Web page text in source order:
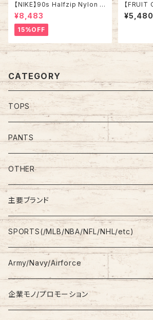
【NIKE】90s Halfzip Nylon J
acket L相当 USA規格 ナイキ
銀タグ 切替 ハーフジップ ナイ
ロンジャケット スナップボタン
切替 刺繍ロゴ 胸ロゴ ワンポイ
ントロゴ Swoosh アウター ア
メリカ USA 古着
¥8,483
15%OFF
【FRUIT
Tee L
oogie’s
古着
¥5,480
CATEGORY
TOPS
Tee
S/L Tee
Polo Shirt
Shirt
L/S
S/S
Sweatshirt
Hoodie
Fleece
PANTS
Jeans/Denim
Work Pants
Shorts
OTHER
主要ブランド
adidas
Champion
Carhartt
SPORTS(/MLB/NBA/NFL/NHL/etc)
Army/Navy/Airforce
企業モノ/プロモーション